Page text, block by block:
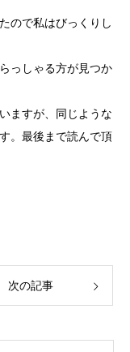
ので私はびっくりし
っしゃる方が見つか
ますが、同じような
。最後まで読んで頂
次の記事